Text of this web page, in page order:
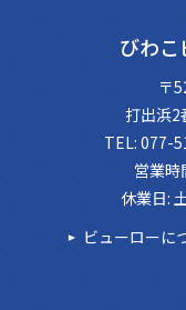
びわこ
〒
打出浜2
TEL: 077-
営業時
休業日:
ビューローに